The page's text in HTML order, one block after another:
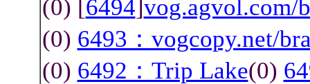
(0) [6494]vog.agvol.com/
(0) 6493：vogcopy.net/
(0) 6492：Trip Lake(0)